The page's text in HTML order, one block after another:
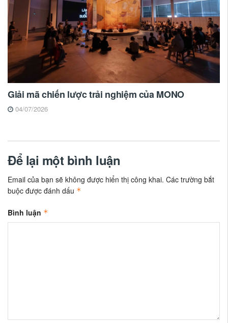
Giải mã chiến lược trải nghiệm của MONO
04/07/2026
Để lại một bình luận
Email của bạn sẽ không được hiển thị công khai. Các trường bắt
buộc được đánh dấu *
Bình luận *